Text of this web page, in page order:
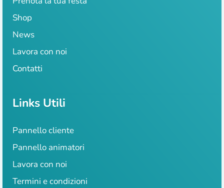
Shop
News
Lavora con noi
Contatti
Links Utili
Pannello cliente
Pannello animatori
Lavora con noi
Termini e condizioni